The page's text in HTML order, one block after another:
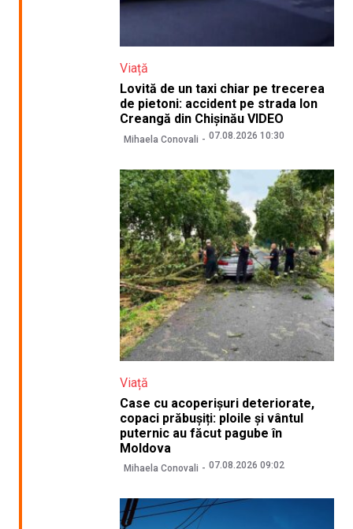
Viață
Lovită de un taxi chiar pe trecerea
de pietoni: accident pe strada Ion
Creangă din Chișinău VIDEO
Mihaela Conovali 07.08.2026 10:30
Viață
Case cu acoperișuri deteriorate,
copaci prăbușiți: ploile și vântul
puternic au făcut pagube în
Moldova
Mihaela Conovali 07.08.2026 09:02